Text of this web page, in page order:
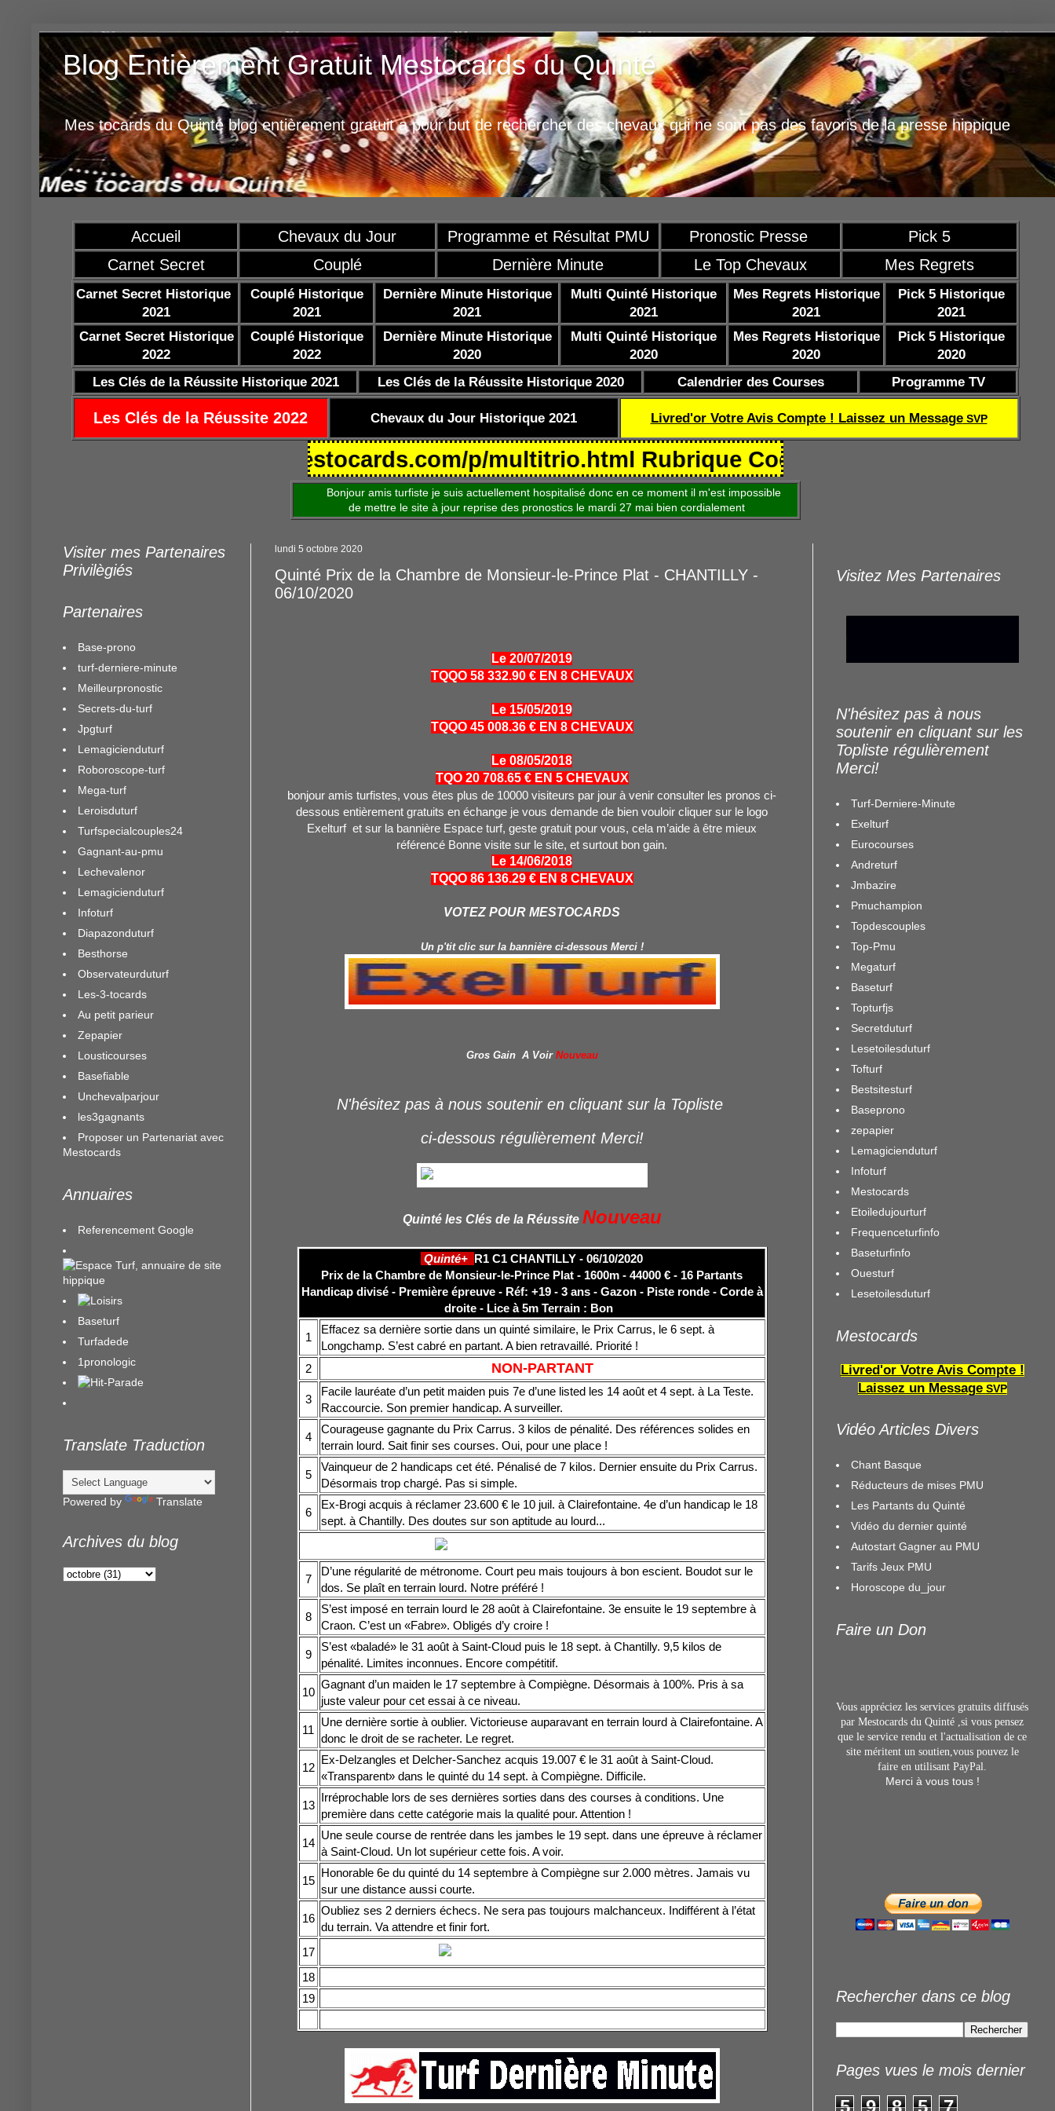
Blog Entièrement Gratuit Mestocards du Quinté
Mes tocards du Quinté blog entièrement gratuit a pour but de rechercher des chevaux qui ne sont pas des favoris de la presse hippique
Accueil Chevaux du Jour Programme et Résultat PMU Pronostic Presse
Pick 5
Carnet Secret
Couplé Dernière Minute Le Top Chevaux Mes Regrets
Carnet Secret Historique
2021
Couplé Historique
2021
Dernière Minute Historique
2021
Multi Quinté Historique
2021
Mes Regrets Historique
2021
Pick 5 Historique
2021
Carnet Secret Historique
2022
Couplé Historique
2022
Dernière Minute Historique
2020
Multi Quinté Historique
2020
Mes Regrets Historique
2020
Pick 5 Historique
2020
Les Clés de la Réussite Historique 2021
Les Clés de la Réussite Historique 2020 Calendrier des Courses Programme TV
Les Clés de la Réussite 2022 Chevaux du Jour Historique 2021 Livred'or Votre Avis Compte ! Laissez un MessageSVP
10/2021 https://www.mestocards.com/p/multitrio.html Rubrique Coef de réussite TQOQD 24
Bonjour amis turfiste je suis actuellement hospitalisé donc en ce moment il m'est impossible
de mettre le site à jour reprise des pronostics le mardi 27 mai bien cordialement
lundi 5 octobre 2020
Quinté Prix de la Chambre de Monsieur-le-Prince Plat - CHANTILLY -
06/10/2020
Le 20/07/2019
TQQO 58 332.90 € EN 8 CHEVAUX
Le 15/05/2019
TQQO 45 008.36 € EN 8 CHEVAUX
Le 08/05/2018
TQO 20 708.65 € EN 5 CHEVAUX
bonjour amis turfistes, vous êtes plus de 10000 visiteurs par jour à venir consulter les pronos ci-
dessous entièrement gratuits en échange je vous demande de bien vouloir cliquer sur le logo
Exelturf et sur la bannière Espace turf, geste gratuit pour vous, cela m’aide à être mieux
référencé Bonne visite sur le site, et surtout bon gain.
Le 14/06/2018
TQQO 86 136.29 € EN 8 CHEVAUX
VOTEZ POUR MESTOCARDS
Un p'tit clic sur la bannière ci-dessous Merci !
Gros Gain A Voir Nouveau
N'hésitez pas à nous soutenir en cliquant sur la Topliste
ci-dessous régulièrement Merci!
Quinté les Clés de la Réussite Nouveau
Quinté+ R1 C1 CHANTILLY - 06/10/2020
Prix de la Chambre de Monsieur-le-Prince Plat - 1600m - 44000 € - 16 Partants
Handicap divisé - Première épreuve - Réf: +19 - 3 ans - Gazon - Piste ronde - Corde à
droite - Lice à 5m Terrain : Bon
1
Effacez sa dernière sortie dans un quinté similaire, le Prix Carrus, le 6 sept. à
Longchamp. S’est cabré en partant. A bien retravaillé. Priorité !
2
NON-PARTANT
3
Facile lauréate d’un petit maiden puis 7e d’une listed les 14 août et 4 sept. à La Teste.
Raccourcie. Son premier handicap. A surveiller.
4
Courageuse gagnante du Prix Carrus. 3 kilos de pénalité. Des références solides en
terrain lourd. Sait finir ses courses. Oui, pour une place !
5
Vainqueur de 2 handicaps cet été. Pénalisé de 7 kilos. Dernier ensuite du Prix Carrus.
Désormais trop chargé. Pas si simple.
6
Ex-Brogi acquis à réclamer 23.600 € le 10 juil. à Clairefontaine. 4e d’un handicap le 18
sept. à Chantilly. Des doutes sur son aptitude au lourd...
7
D’une régularité de métronome. Court peu mais toujours à bon escient. Boudot sur le
dos. Se plaît en terrain lourd. Notre préféré !
8
S’est imposé en terrain lourd le 28 août à Clairefontaine. 3e ensuite le 19 septembre à
Craon. C’est un «Fabre». Obligés d’y croire !
9
S’est «baladé» le 31 août à Saint-Cloud puis le 18 sept. à Chantilly. 9,5 kilos de
pénalité. Limites inconnues. Encore compétitif.
10
Gagnant d’un maiden le 17 septembre à Compiègne. Désormais à 100%. Pris à sa
juste valeur pour cet essai à ce niveau.
11
Une dernière sortie à oublier. Victorieuse auparavant en terrain lourd à Clairefontaine. A
donc le droit de se racheter. Le regret.
12
Ex-Delzangles et Delcher-Sanchez acquis 19.007 € le 31 août à Saint-Cloud.
«Transparent» dans le quinté du 14 sept. à Compiègne. Difficile.
13
Irréprochable lors de ses dernières sorties dans des courses à conditions. Une
première dans cette catégorie mais la qualité pour. Attention !
14
Une seule course de rentrée dans les jambes le 19 sept. dans une épreuve à réclamer
à Saint-Cloud. Un lot supérieur cette fois. A voir.
15
Honorable 6e du quinté du 14 septembre à Compiègne sur 2.000 mètres. Jamais vu
sur une distance aussi courte.
16
Oubliez ses 2 derniers échecs. Ne sera pas toujours malchanceux. Indifférent à l’état
du terrain. Va attendre et finir fort.
17
18
19
Visiter mes Partenaires
Privilègiés
Partenaires
Base-prono
turf-derniere-minute
Meilleurpronostic
Secrets-du-turf
Jpgturf
Lemagicienduturf
Roboroscope-turf
Mega-turf
Leroisduturf
Turfspecialcouples24
Gagnant-au-pmu
Lechevalenor
Lemagicienduturf
Infoturf
Diapazonduturf
Besthorse
Observateurduturf
Les-3-tocards
Au petit parieur
Zepapier
Lousticourses
Basefiable
Unchevalparjour
les3gagnants
Proposer un Partenariat avec
Mestocards
Annuaires
Referencement Google
Baseturf
Turfadede
1pronologic
Translate Traduction
Powered by Translate
Archives du blog
Visitez Mes Partenaires
N'hésitez pas à nous
soutenir en cliquant sur les
Topliste régulièrement
Merci!
Turf-Derniere-Minute
Exelturf
Eurocourses
Andreturf
Jmbazire
Pmuchampion
Topdescouples
Top-Pmu
Megaturf
Baseturf
Topturfjs
Secretduturf
Lesetoilesduturf
Tofturf
Bestsitesturf
Baseprono
zepapier
Lemagicienduturf
Infoturf
Mestocards
Etoiledujourturf
Frequenceturfinfo
Baseturfinfo
Ouesturf
Lesetoilesduturf
Mestocards
Livred'or Votre Avis Compte !
Laissez un Message SVP
Vidéo Articles Divers
Chant Basque
Réducteurs de mises PMU
Les Partants du Quinté
Vidéo du dernier quinté
Autostart Gagner au PMU
Tarifs Jeux PMU
Horoscope du_jour
Faire un Don
Vous appréciez les services gratuits diffusés
par Mestocards du Quinté ,si vous pensez
que le service rendu et l'actualisation de ce
site méritent un soutien,vous pouvez le
faire en utilisant PayPal.
Merci à vous tous !
Rechercher dans ce blog
Pages vues le mois dernier
5 9 8 5 7